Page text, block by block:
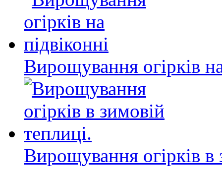
Вирощування огірків
Вирощування огірків в